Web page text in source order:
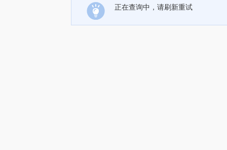
正在查询中，请刷新重试